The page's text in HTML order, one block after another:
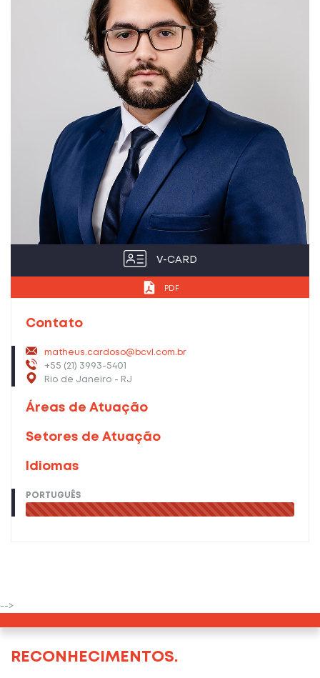
V-CARD
PDF
Contato
matheus.cardoso@bcvl.com.br
+55 (21) 3993-5401
Rio de Janeiro - RJ
Áreas de Atuação
Setores de Atuação
Idiomas
PORTUGUÊS
-->
RECONHECIMENTOS.